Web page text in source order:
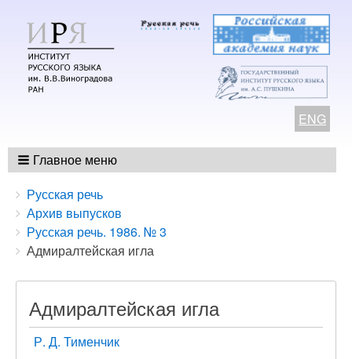
ENG
Главное меню
Breadcrumbs
You
are
here:
Русская речь
Архив выпусков
Русская речь. 1986. № 3
Адмиралтейская игла
Адмиралтейская игла
Р. Д. Тименчик